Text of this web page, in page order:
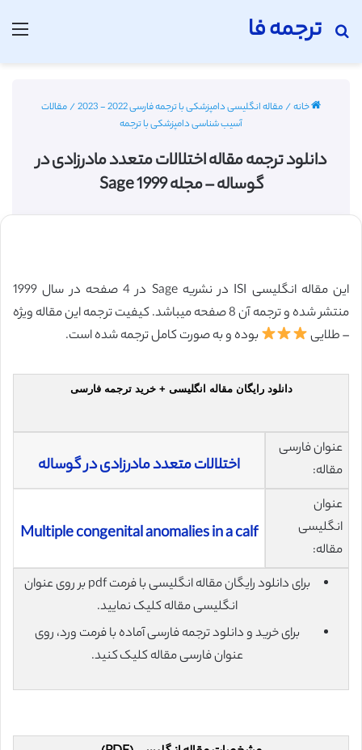
ترجمه فا
جستجو برای
خانه/مقاله انگلیسی دامپزشکی با ترجمه فارسی 2022 - 2023 /مقالات
آسیب شناسی دامپزشکی با ترجمه
دانلود ترجمه مقاله اختلالات متعدد مادرزادی در
گوساله – مجله Sage 1999
این مقاله انگلیسی ISI در نشریه Sage در 4 صفحه در سال 1999
منتشر شده و ترجمه آن 8 صفحه میباشد. کیفیت ترجمه این مقاله ویژه
– طلایی
بوده و به صورت کامل ترجمه شده است.
دانلود رایگان مقاله انگلیسی + خرید ترجمه فارسی
عنوان فارسی
مقاله:
اختلالات متعدد مادرزادی در گوساله
عنوان
انگلیسی
مقاله:
Multiple congenital anomalies in a calf
برای دانلود رایگان مقاله انگلیسی با فرمت pdf بر روی عنوان
انگلیسی مقاله کلیک نمایید.
برای خرید و دانلود ترجمه فارسی آماده با فرمت ورد، روی
عنوان فارسی مقاله کلیک کنید.